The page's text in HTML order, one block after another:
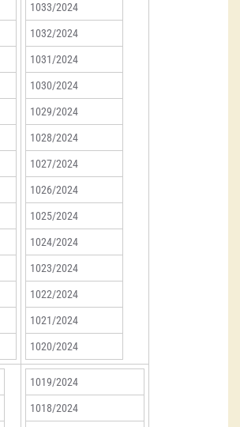
1033/2024
1032/2024
1031/2024
1030/2024
1029/2024
1028/2024
1027/2024
1026/2024
1025/2024
1024/2024
1023/2024
1022/2024
1021/2024
1020/2024
1019/2024
1018/2024